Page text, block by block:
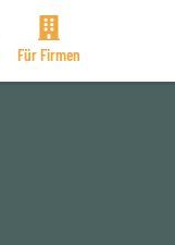
Für Firmen